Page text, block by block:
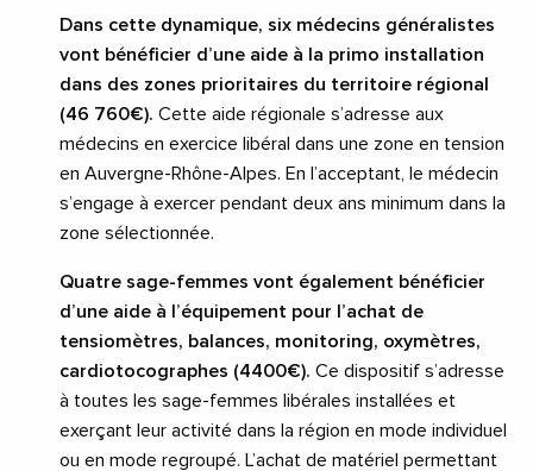
Dans cette dynamique, six médecins généralistes
vont bénéficier d’une aide à la primo installation
dans des zones prioritaires du territoire régional
(46 760€). Cette aide régionale s’adresse aux
médecins en exercice libéral dans une zone en tension
en Auvergne-Rhône-Alpes. En l’acceptant, le médecin
s’engage à exercer pendant deux ans minimum dans la
zone sélectionnée.
Quatre sage-femmes vont également bénéficier
d’une aide à l’équipement pour l’achat de
tensiomètres, balances, monitoring, oxymètres,
cardiotocographes (4400€). Ce dispositif s’adresse
à toutes les sage-femmes libérales installées et
exerçant leur activité dans la région en mode individuel
ou en mode regroupé. L’achat de matériel permettant